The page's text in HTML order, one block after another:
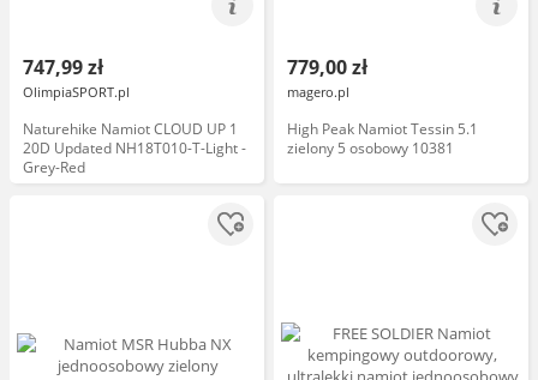
747,99 zł
OlimpiaSPORT.pl
Naturehike Namiot CLOUD UP 1
20D Updated NH18T010-T-Light -
Grey-Red
779,00 zł
magero.pl
High Peak Namiot Tessin 5.1
zielony 5 osobowy 10381